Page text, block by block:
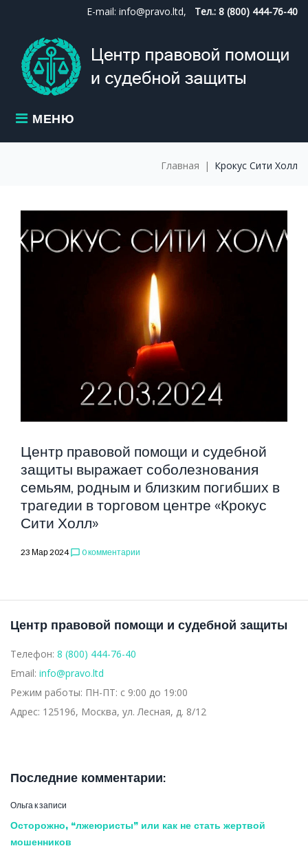
content
E-mail: info@pravo.ltd, Тел.: 8 (800) 444-76-40
МЕНЮ
Главная | Крокус Сити Холл
МЕТКА:
КРОКУС
СИТИ
ХОЛЛ
Центр правовой помощи и судебной
защиты выражает соболезнования
семьям, родным и близким погибших в
трагедии в торговом центре «Крокус
Сити Холл»
23 Мар 2024 chat_bubble_outline 0 комментарии
Центр правовой помощи и судебной защиты
Телефон: 8 (800) 444-76-40
Email: info@pravo.ltd
Режим работы: ПН-ПТ: с 9:00 до 19:00
Адрес: 125196, Москва, ул. Лесная, д. 8/12
Последние комментарии:
Ольга к записи
Осторожно, “лжеюристы” или как не стать жертвой
мошенников